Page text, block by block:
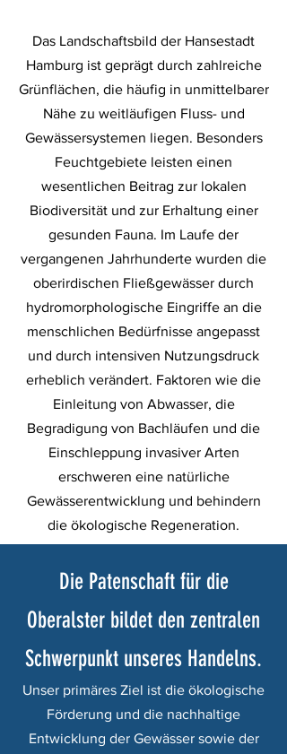
Das Landschaftsbild der Hansestadt
Hamburg ist geprägt durch zahlreiche
Grünflächen, die häufig in unmittelbarer
Nähe zu weitläufigen Fluss- und
Gewässersystemen liegen. Besonders
Feuchtgebiete leisten einen
wesentlichen Beitrag zur lokalen
Biodiversität und zur Erhaltung einer
gesunden Fauna. Im Laufe der
vergangenen Jahrhunderte wurden die
oberirdischen Fließgewässer durch
hydromorphologische Eingriffe an die
menschlichen Bedürfnisse angepasst
und durch intensiven Nutzungsdruck
erheblich verändert. Faktoren wie die
Einleitung von Abwasser, die
Begradigung von Bachläufen und die
Einschleppung invasiver Arten
erschweren eine natürliche
Gewässerentwicklung und behindern
die ökologische Regeneration.
Die Patenschaft für die
Oberalster bildet den zentralen
Schwerpunkt unseres Handelns.
Unser primäres Ziel ist die ökologische
Förderung und die nachhaltige
Entwicklung der Gewässer sowie der